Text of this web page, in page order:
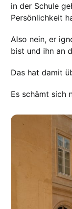
in der Schule
Persönlichkeit
Also nein, er
bist und ihn an
Das hat damit
Es schämt sich